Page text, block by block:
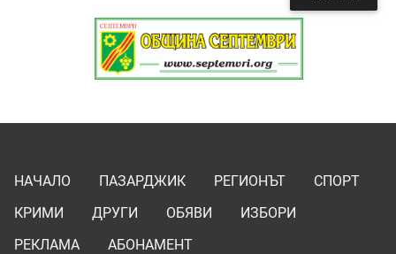
НАЧАЛО ПАЗАРДЖИК РЕГИОНЪТ
СПОРТ
КРИМИ
ДРУГИ ОБЯВИ
ИЗБОРИ
РЕКЛАМА
АБОНАМЕНТ